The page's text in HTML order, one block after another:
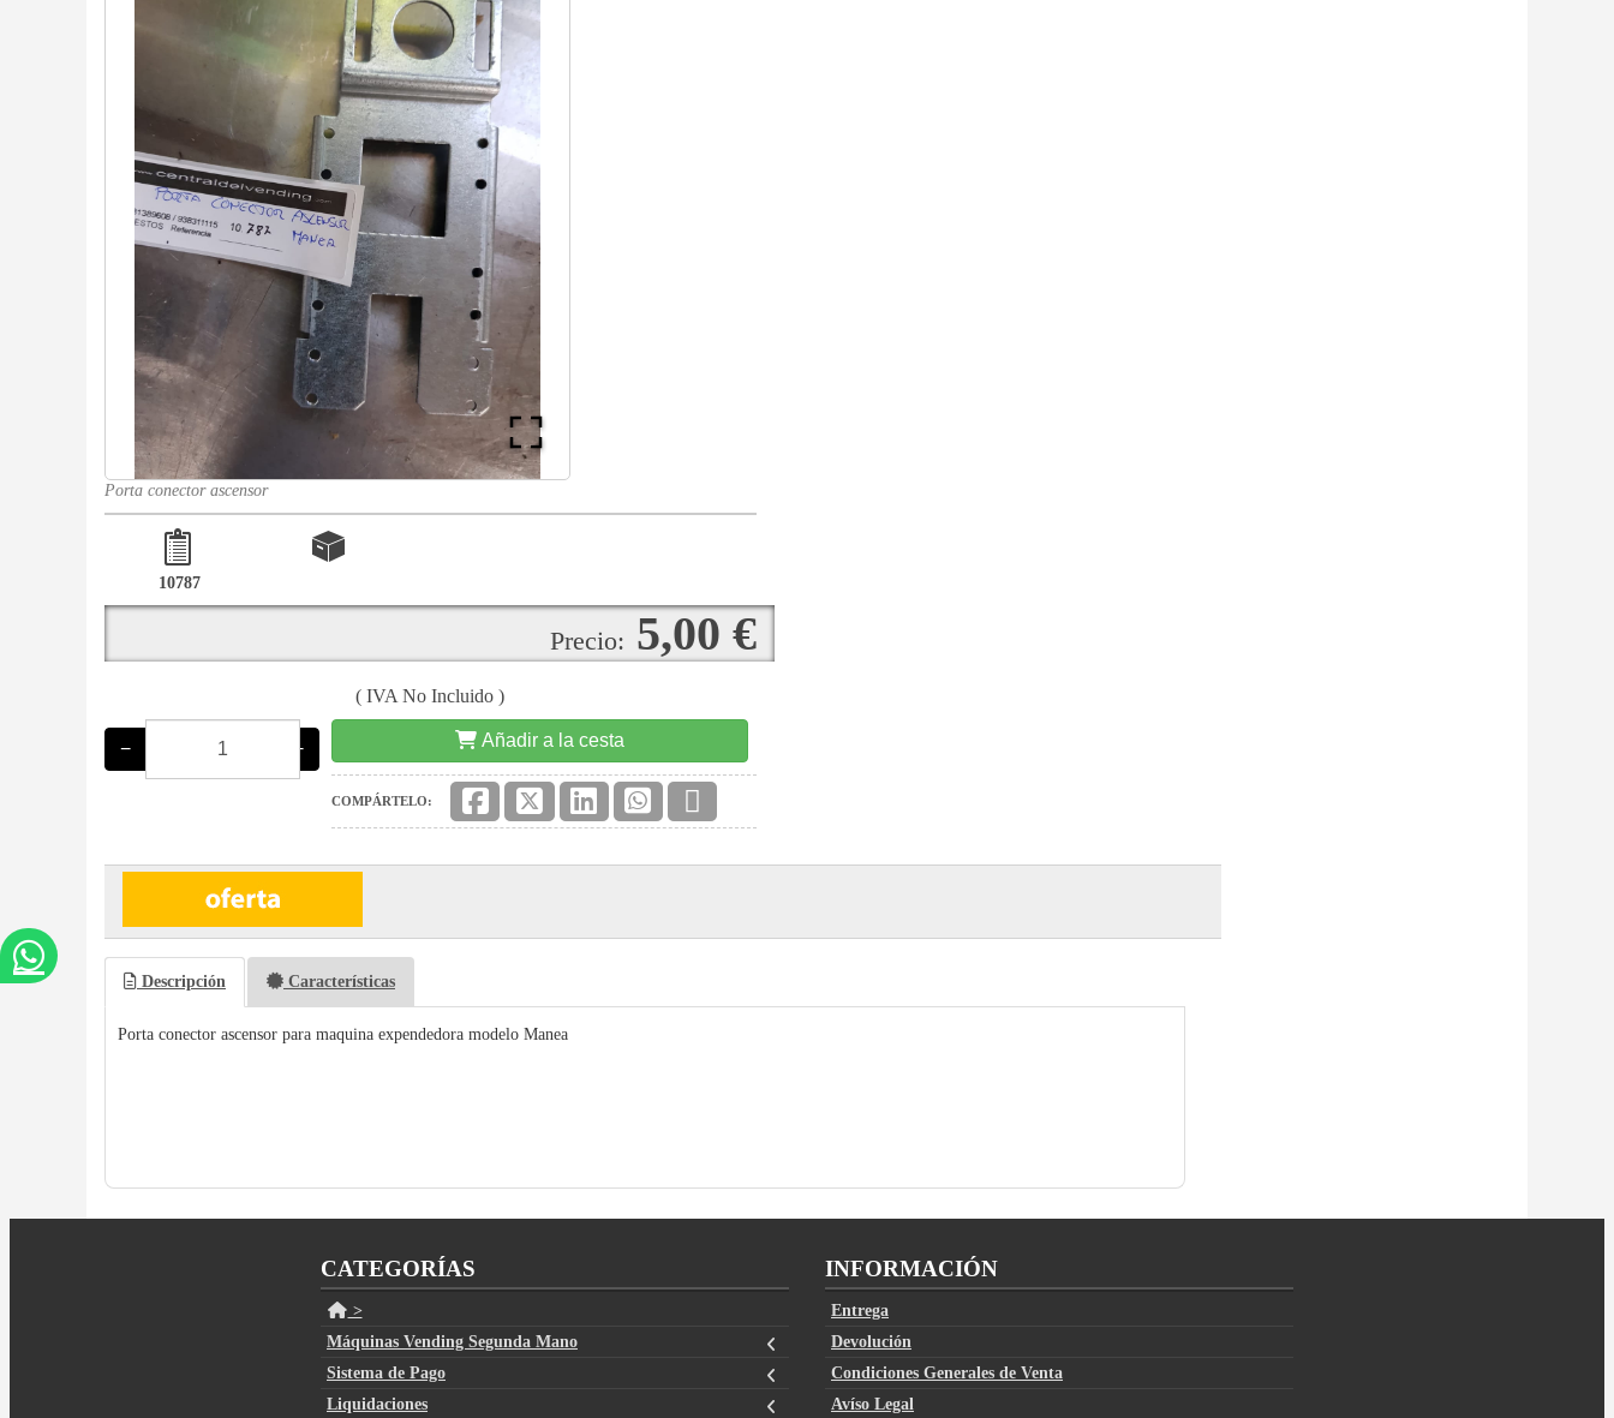
Porta conector ascensor
10787
Precio: 5,00 €
( IVA No Incluido )
− + Añadir a la cesta
COMPÁRTELO:
Descripción Características
Porta conector ascensor para maquina expendedora modelo Manea
CATEGORÍAS
>
Máquinas Vending Segunda Mano
Sistema de Pago
Liquidaciones
INFORMACIÓN
Entrega
Devolución
Condiciones Generales de Venta
Avíso Legal